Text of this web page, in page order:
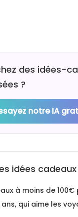
des idées-
?
notre IA
idées cadeaux
à moins de 100€
ans, qui aime les